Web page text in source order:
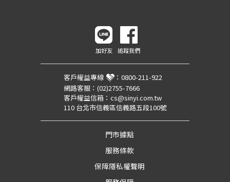
加好友 追蹤我們
客戶權益專線 ： 0800-211-922
網路客服： (02)2755-7666
客戶權益信箱： cs@sinyi.com.tw
110 台北市信義區信義路五段100號
門市據點
服務條款
保障隱私權聲明